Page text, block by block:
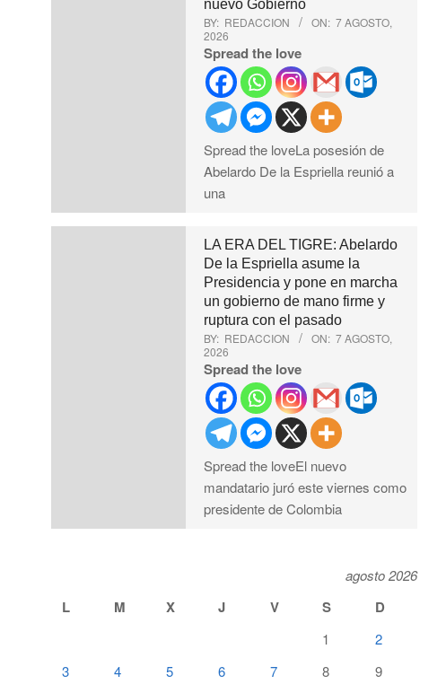
nuevo Gobierno
BY: REDACCION ON: 7 AGOSTO,
2026
Spread the love
Spread the loveLa posesión de
Abelardo De la Espriella reunió a
una
LA ERA DEL TIGRE: Abelardo
De la Espriella asume la
Presidencia y pone en marcha
un gobierno de mano firme y
ruptura con el pasado
BY: REDACCION ON: 7 AGOSTO,
2026
Spread the love
Spread the loveEl nuevo
mandatario juró este viernes como
presidente de Colombia
agosto 2026
L M X J V S D
1
2
3
4 5 6 7 8
9